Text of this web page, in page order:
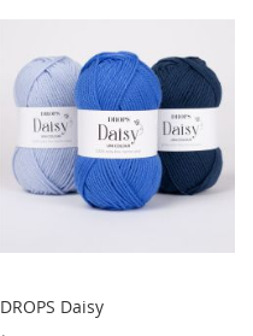
DROPS Daisy